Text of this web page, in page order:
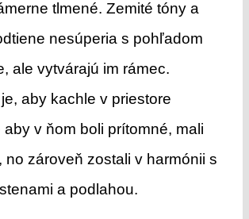
tlmené. Zemité tóny a
nesúperia s pohľadom
ale vytvárajú im rámec.
aby kachle v priestore
aby v ňom boli prítomné, mali
no zároveň zostali v harmónii s
a podlahou.